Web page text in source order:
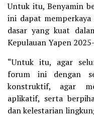
Untuk itu, Benyamin
ini dapat
dasar yang kuat
Kepulauan Yapen
“Untuk itu, agar
forum ini dengan
konstruktif, agar
aplikatif, serta
dan kelestarian